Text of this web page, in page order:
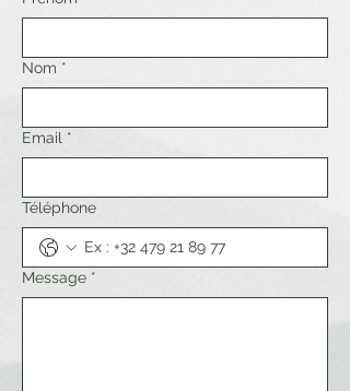
Nom *
Email *
Téléphone
Message *